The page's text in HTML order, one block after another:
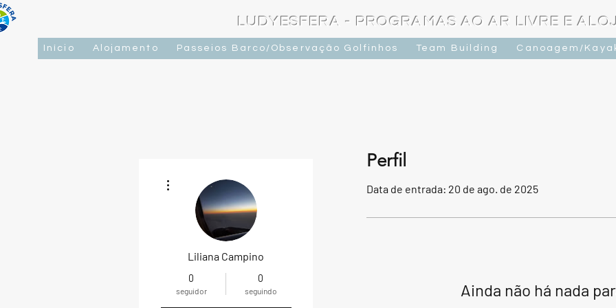
LUDYESFERA - PROGRAMAS AO AR LIVRE E
Início Alojamento Passeios Barco/Observação Golfinhos Team Building Canoagem/
Perfil
Data de entrada: 20 de ago. de 2025
Ainda não há nada
Liliana Campino
0
seguidor
0
seguindo